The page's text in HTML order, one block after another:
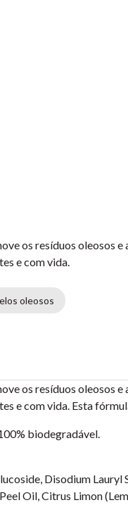
os resíduos oleosos
e com vida.
oleosos
os resíduos oleosos
e com vida. Esta
biodegradável.
Disodium
Oil, Citrus Limon